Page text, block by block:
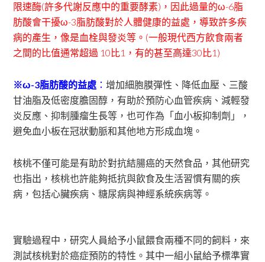
限速酶(許多代謝反應中的重要酵素)，因此過量的ω-6脂
肪酸會干擾ω-3脂肪酸對於人體健康的益處，導致許多疾
病的產生，像是血栓與發炎等。(一般現代西方飲食兩者
之間的比值通常超過 10比1，有的甚至高達30比1)
※ω-3脂肪酸的益處 ：增加細胞膜彈性、降低血壓、三酸
甘油脂及低密度膽固醇，有助於預防心血管疾病、減輕發
炎反應、抑制腫瘤生長等，也可作為「血小板抑制劑」，
避免血小板在冠狀動脈和其他地方形成血塊。
核桃不僅可能是有助於對抗結腸癌的天然食品，其他研究
也指出，核桃也許能夠抵抗與飲食及生活習慣有關的疾
病，包括心臟疾病、糖尿病與神經系統疾病等。
實驗過程中，研究人員給予小鼠餵食兩種不同的飼料，來
測試核桃對於癌症預防的特性。其中一組小鼠給予標準實